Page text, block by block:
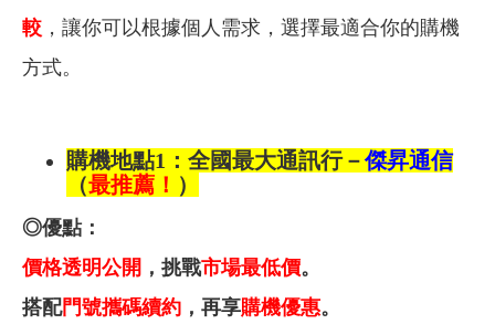
較 ，讓你可以根據個人需求，選擇最適合你的購機
方式。
購機地點1：全國最大通訊行－傑昇通信
（最推薦！ ）
◎優點：
價格透明公開 ，挑戰市場最低價。
搭配門號攜碼續約 ，再享購機優惠。